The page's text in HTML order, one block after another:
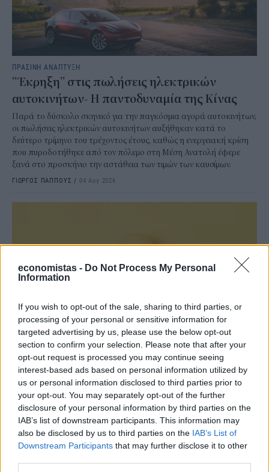
economistas - Do Not Process My Personal
Information
If you wish to opt-out of the sale, sharing to third parties, or
processing of your personal or sensitive information for
targeted advertising by us, please use the below opt-out
section to confirm your selection. Please note that after your
opt-out request is processed you may continue seeing
interest-based ads based on personal information utilized by
us or personal information disclosed to third parties prior to
your opt-out. You may separately opt-out of the further
disclosure of your personal information by third parties on the
IAB’s list of downstream participants. This information may
also be disclosed by us to third parties on the IAB’s List of
Downstream Participants that may further disclose it to other
ΠΡΑΣΙΝΗ ΑΝΑΠΤΥΞΗ
“Έκρηξη” στις πωλήσεις ηλεκτρικών
αυτοκινήτων- Η παντοδυναμία της Κίνας
Παρά το δύσκολο σκηνικό για την παγκόσμια αγορά αυτοκινήτων,
οι πωλήσεις ηλεκτρικών αυτοκινήτων αυξήθηκαν κατά το
δεύτερο τρίμηνο του τρέχοντος έτους, καθώς η ενεργειακή κρίση
που πυροδοτήθηκε από τον πόλεμο στη Μέση Ανατολή έφερε
ξανά στο προσκήνιο την αστάθεια των τιμών των καυσίμων.
ΓΙΩΡΓΟΣ ΠΑΠΠΟΥΣ / 04 Αυγ 2026
ΠΡΑΣΙΝΗ ΑΝΑΠΤΥΞΗ
Τιμολόγια ρεύματος: Ποιο χρώμα συμφέρει
περισσότερο τα νοικοκυριά
Ανατροπή στην αγορά ηλεκτρικής ενέργειας καταγράφουν τα
πρόσφατα στοιχεία της ΡΑΑΕΥ, καθώς τα κυμαινόμενα τιμολόγια
εμφανίζουν τη χαμηλότερη μέση χρέωση για κατανάλωση 300
κιλοβατωρών τον μήνα.
28 Ιουλ 2026